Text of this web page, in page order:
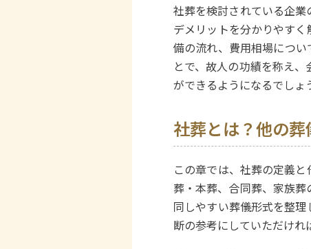
社葬を検討されている企
デメリットを分かりやす
備の流れ、費用相場につ
とで、故人の功績を称え
ができるようになるでしょ
社葬とは？他の
この章では、社葬の定義
葬・本葬、合同葬、家族
同しやすい葬儀形式を整
断の参考にしていただけれ